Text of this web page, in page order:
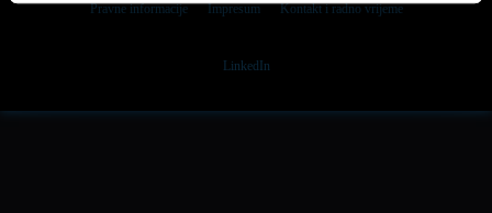
Pravne informacije Impresum Kontakt i radno vrijeme
LinkedIn